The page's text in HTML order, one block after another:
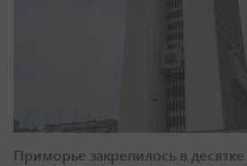
Приморье закрепилось в